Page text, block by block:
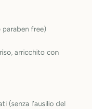
paraben free)
arricchito con
(senza l’ausilio del